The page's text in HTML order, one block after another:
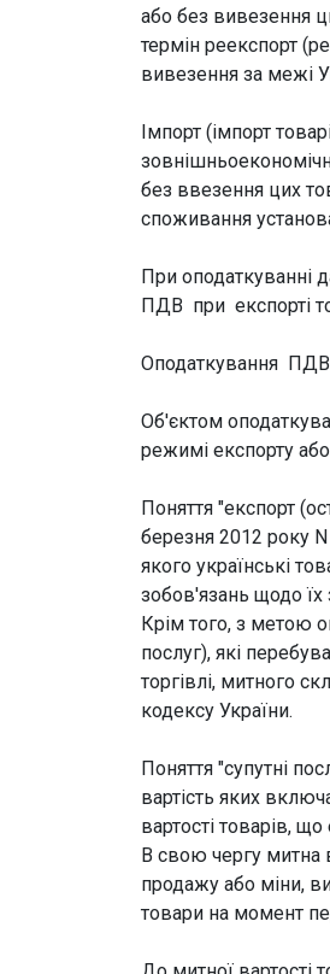
або без вивезення
термін реекспорт
вивезення за межі
Імпорт (імпорт
без ввезення цих
споживання
При оподаткуванні
ПДВ при експорті
Оподаткування ПДВ
Об'єктом
режимі експорту
Поняття "експорт
березня 2012 року
якого українські
зобов'язань щодо
Крім того, з метою
послуг), які
торгівлі, митного
кодексу України.
Поняття "супутні
вартість яких
вартості товарів,
В свою чергу митна
продажу або міни,
товари на момент